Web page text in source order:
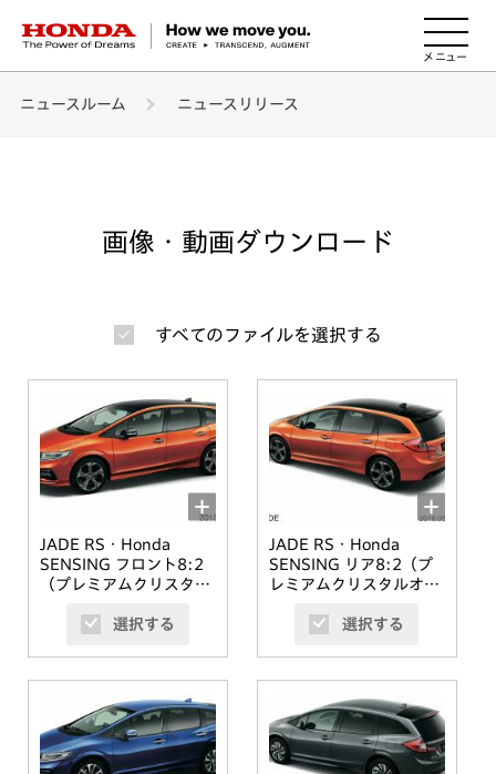
HONDA The Power of Dreams
ニュースルーム ニュースリリース
画像・動画ダウンロード
すべてのファイルを選択する
JADE RS・Honda
SENSING フロント8:2
（プレミアムクリスタル
ブラックルーフ）
選択する
JADE RS・Honda
SENSING リア8:2（プ
レミアムクリスタルオレ
ックルーフ）選択する